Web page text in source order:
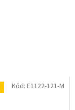
Kód: E1122-121-M